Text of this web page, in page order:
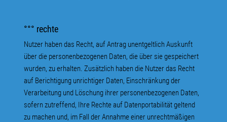
°°° rechte
Nutzer haben das Recht, auf Antrag unentgeltlich Auskunft
über die personenbezogenen Daten, die über sie gespeichert
wurden, zu erhalten. Zusätzlich haben die Nutzer das Recht
auf Berichtigung unrichtiger Daten, Einschränkung der
Verarbeitung und Löschung ihrer personenbezogenen Daten,
sofern zutreffend, Ihre Rechte auf Datenportabilität geltend
zu machen und, im Fall der Annahme einer unrechtmäßigen